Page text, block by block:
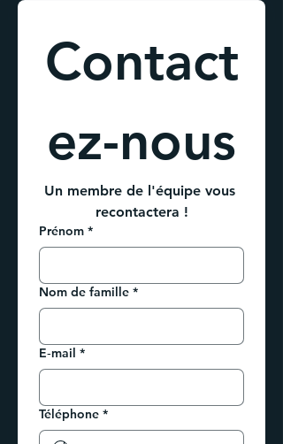
Contact
ez-nous
Un membre de l'équipe vous
recontactera !
Prénom *
Nom de famille *
E‑mail *
Téléphone *